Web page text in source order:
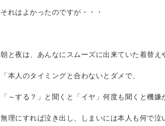
それはよかったのですが・・・
朝と夜は、あんなにスムーズに出来ていた着替え
「本人のタイミングと合わないとダメで、
「～する？」と聞くと「イヤ」何度も聞くと機嫌
無理にすれば泣き出し、しまいには本人も何で泣